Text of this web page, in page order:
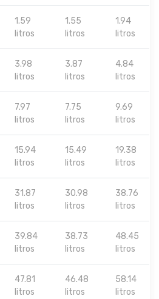
1.59
litros
1.55
litros
1.94
litros
3.98
litros
3.87
litros
4.84
litros
7.97
litros
7.75
litros
9.69
litros
15.94
litros
15.49
litros
19.38
litros
31.87
litros
30.98
litros
38.76
litros
39.84
litros
38.73
litros
48.45
litros
47.81
litros
46.48
litros
58.14
litros